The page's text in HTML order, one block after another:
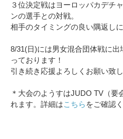
３位決定戦はヨーロッパカデチ
ンの選手との対戦。
相手のタイミングの良い隅返し
8/31(日)には男女混合団体戦に
っております！
引き続き応援よろしくお願い致し
＊大会のようすはJUDO TV（要
れます。詳細はこちら をご確認